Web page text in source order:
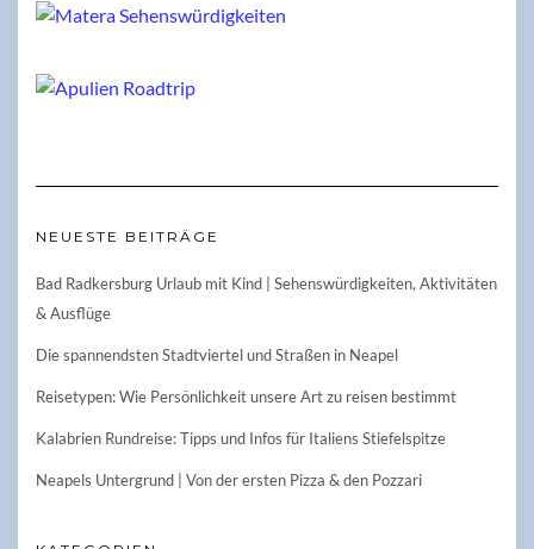
NEUESTE BEITRÄGE
Bad Radkersburg Urlaub mit Kind | Sehenswürdigkeiten, Aktivitäten
& Ausflüge
Die spannendsten Stadtviertel und Straßen in Neapel
Reisetypen: Wie Persönlichkeit unsere Art zu reisen bestimmt
Kalabrien Rundreise: Tipps und Infos für Italiens Stiefelspitze
Neapels Untergrund | Von der ersten Pizza & den Pozzari